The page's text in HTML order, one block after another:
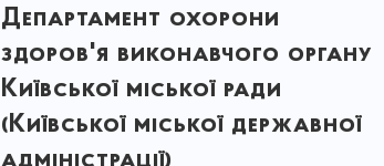
Департамент охорони
здоров'я виконавчого органу
Київської міської ради
(Київської міської державної
адміністрації)